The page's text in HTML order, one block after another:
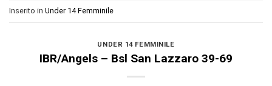
Inserito in Under 14 Femminile
UNDER 14 FEMMINILE
IBR/Angels – Bsl San Lazzaro 39-69